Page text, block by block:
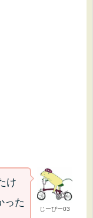
じーぴー03
け
った